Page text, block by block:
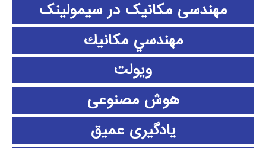
مهندسی مکانیک در سیمولینک
مهندسي مكانيك
ویولت
هوش مصنوعی
یادگیری عمیق